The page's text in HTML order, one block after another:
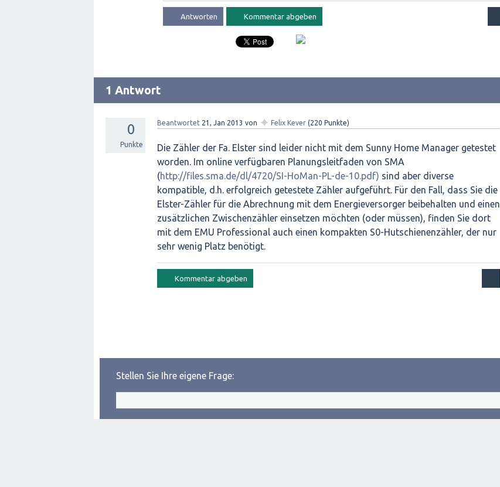
1 Antwort
0
Punkte
Beantwortet 21, Jan 2013 von ✦ Felix Kever (220 Punkte)
Die Zähler der Fa. Elster sind leider nicht mit dem Sunny Home Manager getestet
worden. Im online verfügbaren Planungsleitfaden von SMA
(http://files.sma.de/dl/4720/SI-HoMan-PL-de-10.pdf) sind aber diverse
kompatible, d.h. erfolgreich getestete Zähler aufgeführt. Für den Fall, dass Sie die
Elster-Zähler für die Abrechnung mit dem Energieversorger beibehalten und einen
zusätzlichen Zwischenzähler einsetzen möchten (oder müssen), finden Sie dort
mit dem EMU Professional auch einen kompakten S0-Hutschienenzähler, der nur
sehr wenig Platz benötigt.
Stellen Sie Ihre eigene Frage: